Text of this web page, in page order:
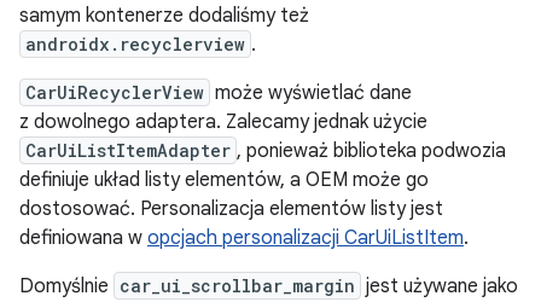
samym kontenerze dodaliśmy też
androidx.recyclerview .
CarUiRecyclerView może wyświetlać dane
z dowolnego adaptera. Zalecamy jednak użycie
CarUiListItemAdapter , ponieważ biblioteka podwozia
definiuje układ listy elementów, a OEM może go
dostosować. Personalizacja elementów listy jest
definiowana w opcjach personalizacji CarUiListItem.
Domyślnie car_ui_scrollbar_margin jest używane jako